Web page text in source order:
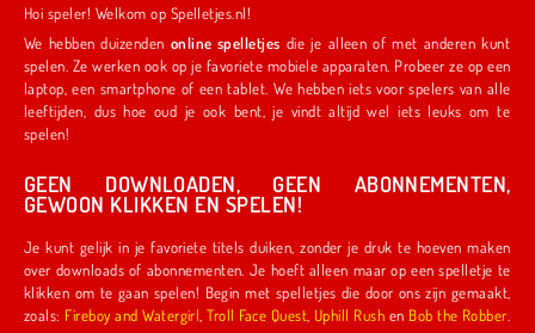
Hoi speler! Welkom op Spelletjes.nl!
We hebben duizenden online spelletjes die je alleen of met anderen kunt
spelen. Ze werken ook op je favoriete mobiele apparaten. Probeer ze op een
laptop, een smartphone of een tablet. We hebben iets voor spelers van alle
leeftijden, dus hoe oud je ook bent, je vindt altijd wel iets leuks om te
spelen!
GEEN DOWNLOADEN, GEEN ABONNEMENTEN,
GEWOON KLIKKEN EN SPELEN!
Je kunt gelijk in je favoriete titels duiken, zonder je druk te hoeven maken
over downloads of abonnementen. Je hoeft alleen maar op een spelletje te
klikken om te gaan spelen! Begin met spelletjes die door ons zijn gemaakt,
zoals:
Fireboy and Watergirl ,Troll Face Quest Uphill Rush en Bob the Robber